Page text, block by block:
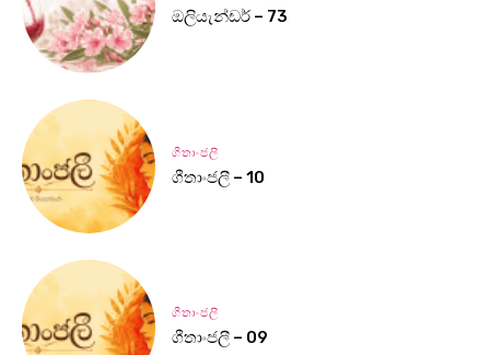
ඔලියැන්ඩර් – 73
ගීතාංජලී
ගීතාංජලී – 10
ගීතාංජලී
ගීතාංජලී – 09